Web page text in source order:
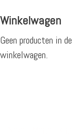
Winkelwagen
Geen producten in de
winkelwagen.